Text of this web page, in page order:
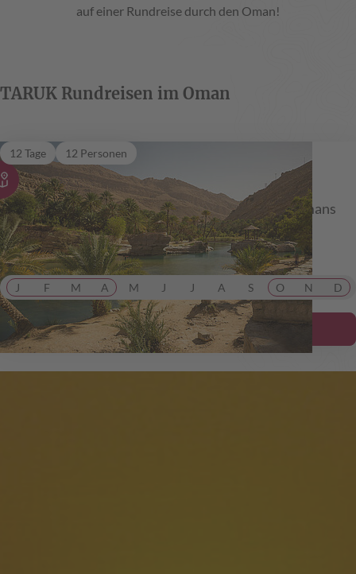
auf einer Rundreise durch den Oman!
TARUK Rundreisen im Oman
12 Tage 12 Personen
Oase des Orients
Oman
Wüste, Wadis und Weihrauch: die Facetten des Omans
von Maskat bis Salahlah inkl. Wahiba Sands.
ab 3.999,00 €inkl. Flug
J
F M A M J J A S O N D
Details ansehen